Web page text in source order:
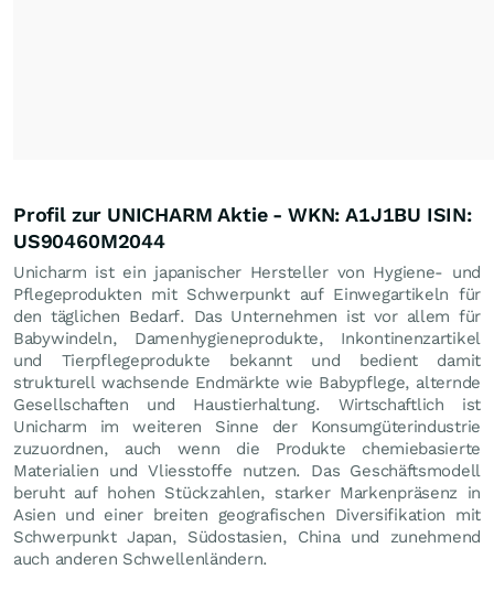
Profil zur UNICHARM Aktie - WKN: A1J1BU ISIN:
US90460M2044
Unicharm ist ein japanischer Hersteller von Hygiene- und
Pflegeprodukten mit Schwerpunkt auf Einwegartikeln für
den täglichen Bedarf. Das Unternehmen ist vor allem für
Babywindeln, Damenhygieneprodukte, Inkontinenzartikel
und Tierpflegeprodukte bekannt und bedient damit
strukturell wachsende Endmärkte wie Babypflege, alternde
Gesellschaften und Haustierhaltung. Wirtschaftlich ist
Unicharm im weiteren Sinne der Konsumgüterindustrie
zuzuordnen, auch wenn die Produkte chemiebasierte
Materialien und Vliesstoffe nutzen. Das Geschäftsmodell
beruht auf hohen Stückzahlen, starker Markenpräsenz in
Asien und einer breiten geografischen Diversifikation mit
Schwerpunkt Japan, Südostasien, China und zunehmend
auch anderen Schwellenländern.